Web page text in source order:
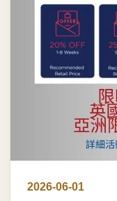
2026-06-01